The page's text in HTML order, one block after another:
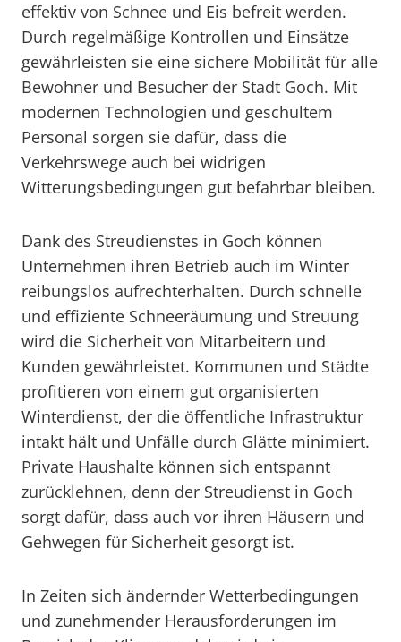
effektiv von Schnee und Eis befreit werden.
Durch regelmäßige Kontrollen und Einsätze
gewährleisten sie eine sichere Mobilität für alle
Bewohner und Besucher der Stadt Goch. Mit
modernen Technologien und geschultem
Personal sorgen sie dafür, dass die
Verkehrswege auch bei widrigen
Witterungsbedingungen gut befahrbar bleiben.
Dank des Streudienstes in Goch können
Unternehmen ihren Betrieb auch im Winter
reibungslos aufrechterhalten. Durch schnelle
und effiziente Schneeräumung und Streuung
wird die Sicherheit von Mitarbeitern und
Kunden gewährleistet. Kommunen und Städte
profitieren von einem gut organisierten
Winterdienst, der die öffentliche Infrastruktur
intakt hält und Unfälle durch Glätte minimiert.
Private Haushalte können sich entspannt
zurücklehnen, denn der Streudienst in Goch
sorgt dafür, dass auch vor ihren Häusern und
Gehwegen für Sicherheit gesorgt ist.
In Zeiten sich ändernder Wetterbedingungen
und zunehmender Herausforderungen im